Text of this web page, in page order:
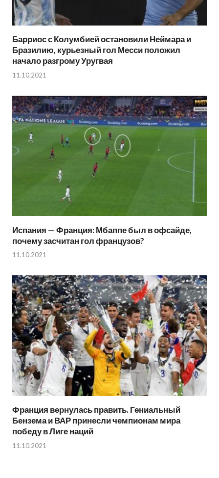
Барриос с Колумбией остановили Неймара и
Бразилию, курьезный гол Месси положил
начало разгрому Уругвая
11.10.2021
Испания — Франция: Мбаппе был в офсайде,
почему засчитан гол французов?
11.10.2021
Франция вернулась править. Гениальный
Бензема и ВАР принесли чемпионам мира
победу в Лиге наций
11.10.2021